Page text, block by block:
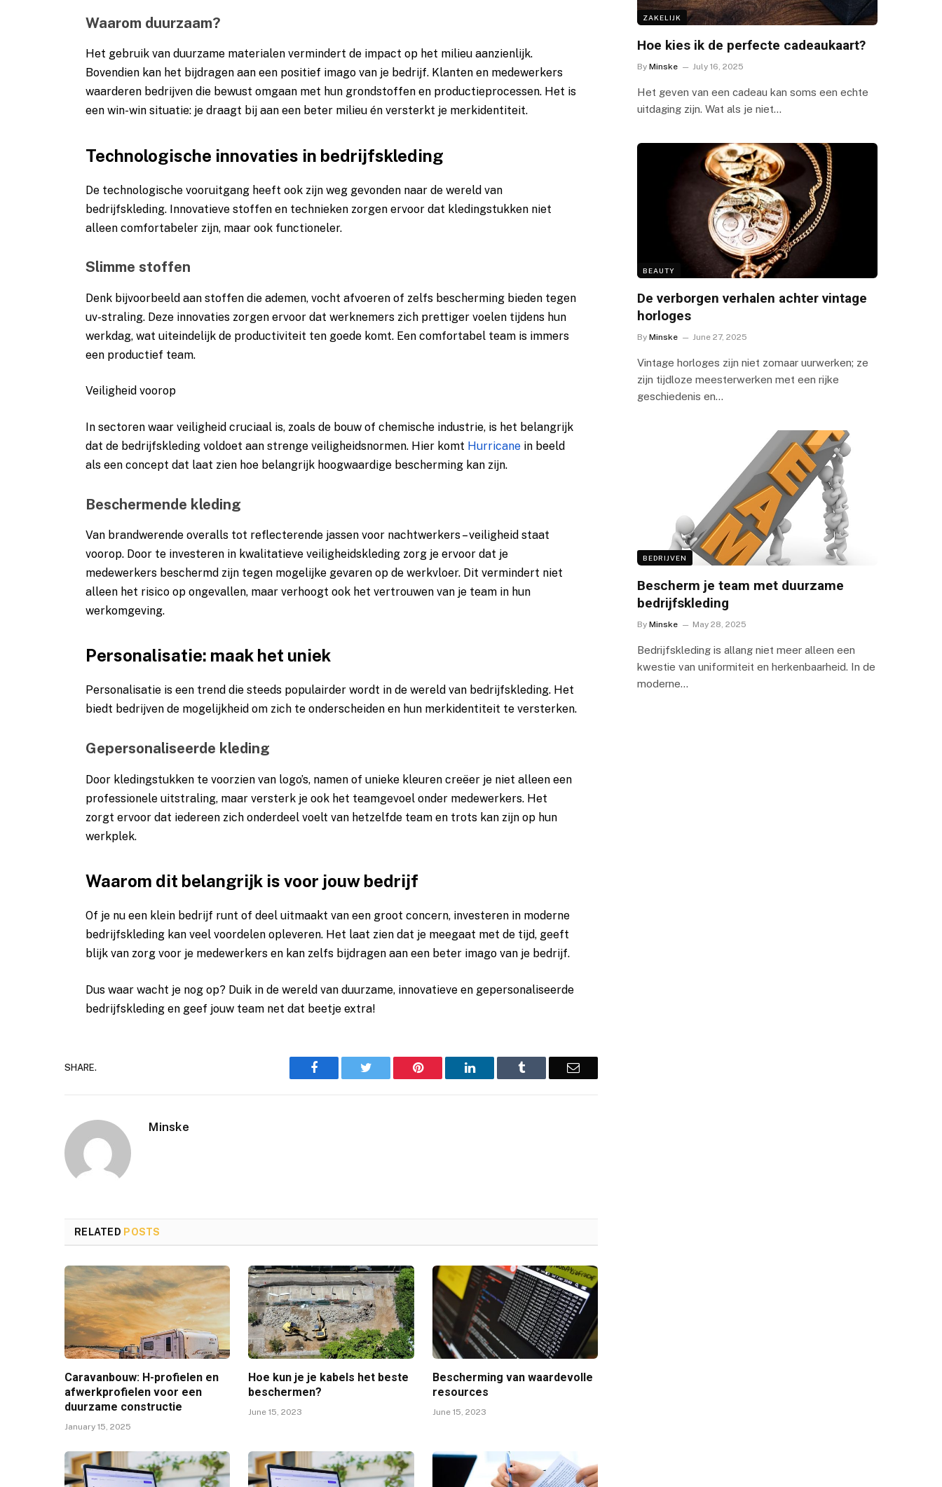
Waarom duurzaam?
Het gebruik van duurzame materialen vermindert de impact op het milieu aanzienlijk.
Bovendien kan het bijdragen aan een positief imago van je bedrijf. Klanten en medewerkers
waarderen bedrijven die bewust omgaan met hun grondstoffen en productieprocessen. Het is
een win-win situatie: je draagt bij aan een beter milieu én versterkt je merkidentiteit.
Technologische innovaties in bedrijfskleding
De technologische vooruitgang heeft ook zijn weg gevonden naar de wereld van
bedrijfskleding. Innovatieve stoffen en technieken zorgen ervoor dat kledingstukken niet
alleen comfortabeler zijn, maar ook functioneler.
Slimme stoffen
Denk bijvoorbeeld aan stoffen die ademen, vocht afvoeren of zelfs bescherming bieden tegen
uv-straling. Deze innovaties zorgen ervoor dat werknemers zich prettiger voelen tijdens hun
werkdag, wat uiteindelijk de productiviteit ten goede komt. Een comfortabel team is immers
een productief team.
Veiligheid voorop
In sectoren waar veiligheid cruciaal is, zoals de bouw of chemische industrie, is het belangrijk
dat de bedrijfskleding voldoet aan strenge veiligheidsnormen. Hier komt Hurricanein beeld
als een concept dat laat zien hoe belangrijk hoogwaardige bescherming kan zijn.
Beschermende kleding
Van brandwerende overalls tot reflecterende jassen voor nachtwerkers – veiligheid staat
voorop. Door te investeren in kwalitatieve veiligheidskleding zorg je ervoor dat je
medewerkers beschermd zijn tegen mogelijke gevaren op de werkvloer. Dit vermindert niet
alleen het risico op ongevallen, maar verhoogt ook het vertrouwen van je team in hun
werkomgeving.
Personalisatie: maak het uniek
Personalisatie is een trend die steeds populairder wordt in de wereld van bedrijfskleding. Het
biedt bedrijven de mogelijkheid om zich te onderscheiden en hun merkidentiteit te versterken.
Gepersonaliseerde kleding
Door kledingstukken te voorzien van logo’s, namen of unieke kleuren creëer je niet alleen een
professionele uitstraling, maar versterk je ook het teamgevoel onder medewerkers. Het
zorgt ervoor dat iedereen zich onderdeel voelt van hetzelfde team en trots kan zijn op hun
werkplek.
Waarom dit belangrijk is voor jouw bedrijf
Of je nu een klein bedrijf runt of deel uitmaakt van een groot concern, investeren in moderne
bedrijfskleding kan veel voordelen opleveren. Het laat zien dat je meegaat met de tijd, geeft
blijk van zorg voor je medewerkers en kan zelfs bijdragen aan een beter imago van je bedrijf.
Dus waar wacht je nog op? Duik in de wereld van duurzame, innovatieve en gepersonaliseerde
bedrijfskleding en geef jouw team net dat beetje extra!
SHARE. Facebook Twitter Pinterest LinkedIn Tumblr Email
Minske
RELATED POSTS
Caravanbouw: H-profielen en
afwerkprofielen voor een
duurzame constructie
January 15, 2025
Hoe kun je je kabels het beste
beschermen?
June 15, 2023
Bescherming van waardevolle
resources
June 15, 2023
ZAKELIJK
Hoe kies ik de perfecte cadeaukaart?
By Minske July 16, 2025
Het geven van een cadeau kan soms een echte
uitdaging zijn. Wat als je niet…
BEAUTY
De verborgen verhalen achter vintage
horloges
By Minske June 27, 2025
Vintage horloges zijn niet zomaar uurwerken; ze
zijn tijdloze meesterwerken met een rijke
geschiedenis en…
BEDRIJVEN
Bescherm je team met duurzame
bedrijfskleding
By Minske May 28, 2025
Bedrijfskleding is allang niet meer alleen een
kwestie van uniformiteit en herkenbaarheid. In de
moderne…